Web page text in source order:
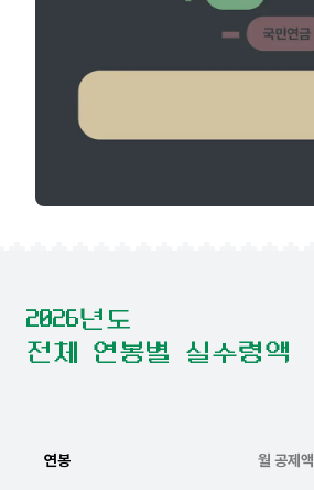
2026년도
전체 연봉별 실수령액
연봉 월 공제액